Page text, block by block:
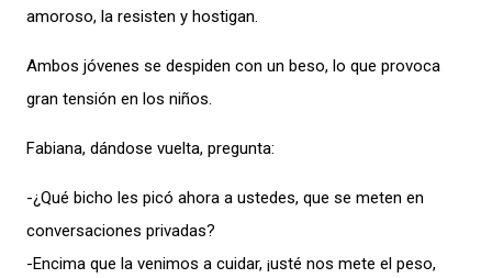
amoroso, la resisten y hostigan.
Ambos jóvenes se despiden con un beso, lo que provoca
gran tensión en los niños.
Fabiana, dándose vuelta, pregunta:
-¿Qué bicho les picó ahora a ustedes, que se meten en
conversaciones privadas?
-Encima que la venimos a cuidar, ¡usté nos mete el peso,